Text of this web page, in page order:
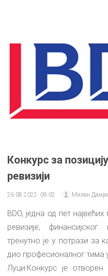
Конкурс за
ревизији
26.08.2022. 09:02 Милан
BDO, једна од пет
ревизије,
тренутно је у потрази за
дио професионалног тима
Луци.Конкурс је